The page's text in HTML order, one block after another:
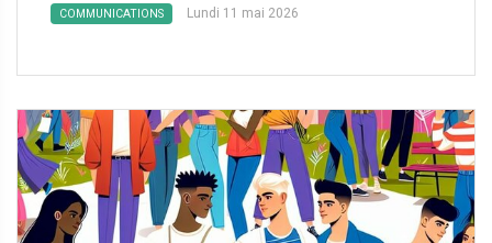
COMMUNICATIONS Lundi 11 mai 2026